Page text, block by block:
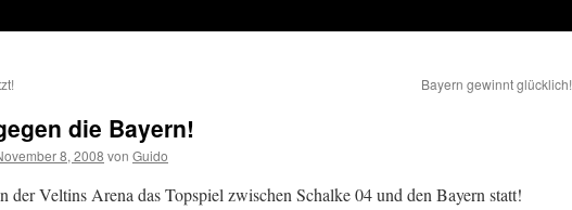
Bayern gewinnt glücklich!
die Bayern!
8, 2008 von Guido
der Veltins Arena das Topspiel zwischen Schalke 04 und den Bayern statt!